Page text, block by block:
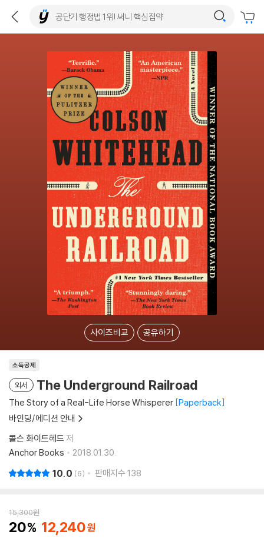
사이즈비교 공유하기
소득공제
외서 The Underground Railroad
The Story of a Real-Life Horse Whisperer Paperback
바인딩/에디션 안내
콜슨 화이트헤드 저
Anchor Books
2018.01.30.
10.0 6 판매지수 138
15,300원
20 12,240